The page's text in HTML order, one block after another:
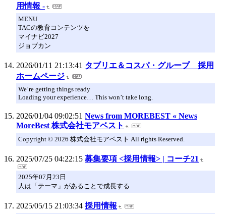
用情報 -
MENU
TACの教育コンテンツを
マイナビ2027
ジョブカン
2026/01/11 21:13:41 タブリエ＆コスパ・グループ 採用
ホームページ
We’re getting things ready
Loading your experience… This won’t take long.
2026/01/04 09:02:51 News from MOREBEST « News
MoreBest 株式会社モアベスト
Copyright © 2026 株式会社モアベスト All rights Reserved.
2025/07/25 04:22:15 募集要項 <採用情報> | コーチ21
2025年07月23日
人は「テーマ」があることで成長する
2025/05/15 21:03:34 採用情報